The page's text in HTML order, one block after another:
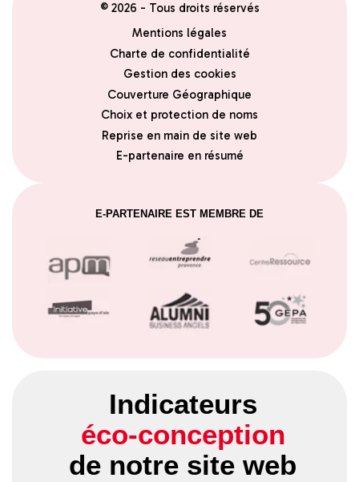
© 2026 - Tous droits réservés
Mentions légales
Charte de confidentialité
Gestion des cookies
Couverture Géographique
Choix et protection de noms
Reprise en main de site web
E-partenaire en résumé
E-PARTENAIRE EST MEMBRE DE
Indicateurs
éco-conception
de notre site web